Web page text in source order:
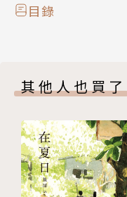
目錄
其他人也買了